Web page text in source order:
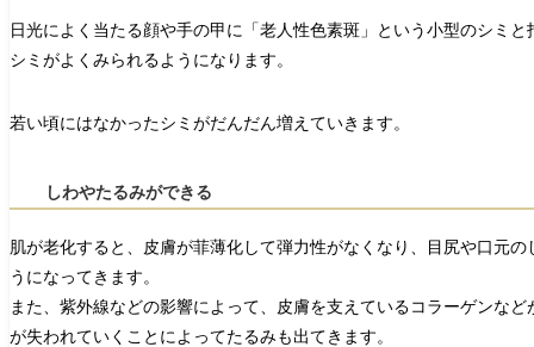
日光によく当たる顔や手の甲に「老人性色素斑」という小型のシミと
シミがよくみられるようになります。
若い頃にはなかったシミがだんだん増えていきます。
しわやたるみができる
肌が老化すると、皮膚が菲薄化して弾力性がなくなり、目尻や口元の
うになってきます。
また、紫外線などの影響によって、皮膚を支えているコラーゲンなど
が失われていくことによってたるみも出てきます。